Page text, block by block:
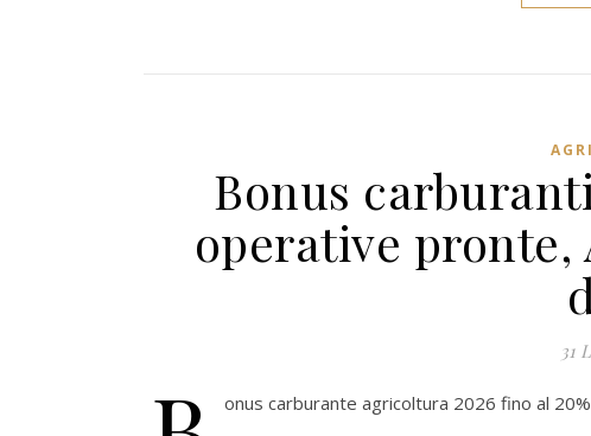
Bonus
operative pronte,
31
onus carburante agricoltura 2026 fino al